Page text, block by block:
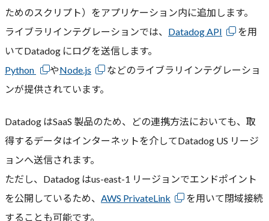
ためのスクリプト）をアプリケーション内に追加します。
ライブラリインテグレーションでは、 Datadog API
を用
いてDatadog にログを送信します。
Python
やNode.js
などのライブラリインテグレーショ
ンが提供されています。
Datadog はSaaS 製品のため、どの連携方法においても、取
得するデータはインターネットを介してDatadog US リージ
ョンへ送信されます。
ただし、Datadog はus-east-1 リージョンでエンドポイント
を公開しているため、 AWS PrivateLink
を用いて閉域接続
することも可能です。